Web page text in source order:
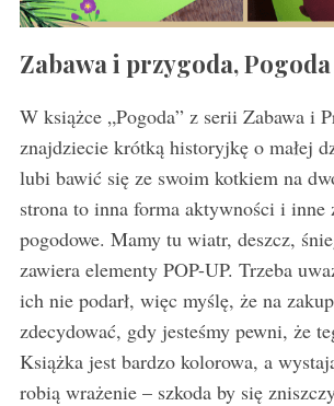
Zabawa i przygoda, Pogoda
W książce „Pogoda” z serii Zabawa i
znajdziecie krótką historyjkę o małej
lubi bawić się ze swoim kotkiem na
strona to inna forma aktywności i inne
pogodowe. Mamy tu wiatr, deszcz,
zawiera elementy POP-UP. Trzeba
ich nie podarł, więc myślę, że na
zdecydować, gdy jesteśmy pewni, że
Książka jest bardzo kolorowa, a
robią wrażenie – szkoda by się